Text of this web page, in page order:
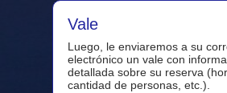
Vale
Luego, le enviaremos a su
electrónico un vale con
detallada sobre su reserva
cantidad de personas, etc.).